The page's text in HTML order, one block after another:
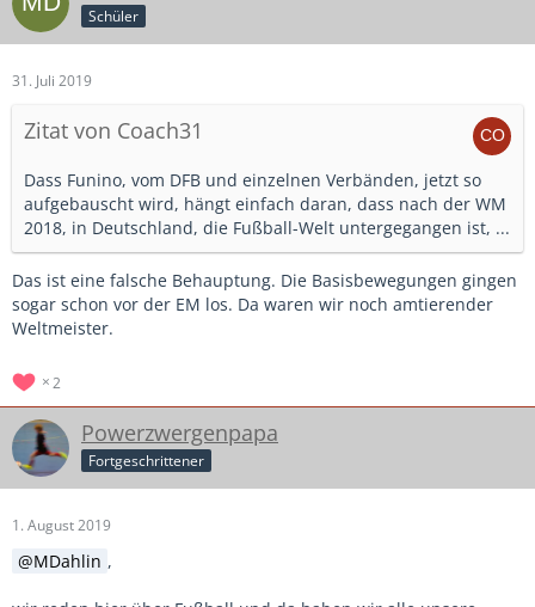
Schüler
31. Juli 2019
Zitat von Coach31
Dass Funino, vom DFB und einzelnen Verbänden, jetzt so
aufgebauscht wird, hängt einfach daran, dass nach der WM
2018, in Deutschland, die Fußball-Welt untergegangen ist, ...
Das ist eine falsche Behauptung. Die Basisbewegungen gingen
sogar schon vor der EM los. Da waren wir noch amtierender
Weltmeister.
2
Powerzwergenpapa
Fortgeschrittener
1. August 2019
MDahlin ,